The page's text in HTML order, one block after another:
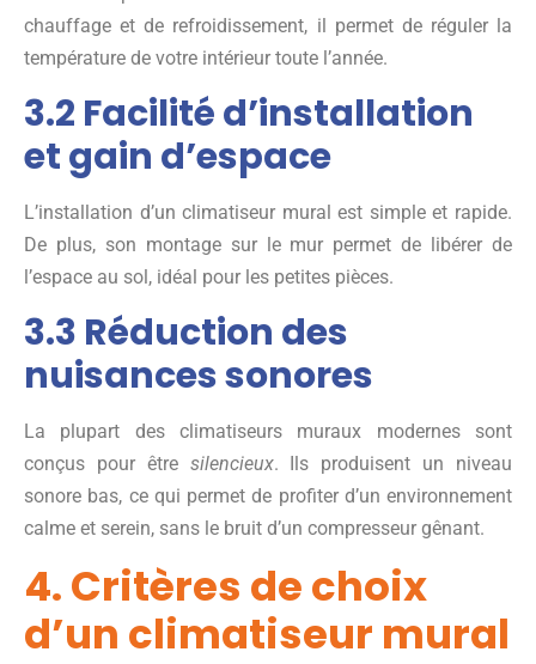
chauffage et de refroidissement, il permet de réguler la
température de votre intérieur toute l’année.
3.2 Facilité d’installation
et gain d’espace
L’installation d’un climatiseur mural est simple et rapide.
De plus, son montage sur le mur permet de libérer de
l’espace au sol, idéal pour les petites pièces.
3.3 Réduction des
nuisances sonores
La plupart des climatiseurs muraux modernes sont
conçus pour être silencieux. Ils produisent un niveau
sonore bas, ce qui permet de profiter d’un environnement
calme et serein, sans le bruit d’un compresseur gênant.
4. Critères de choix
d’un climatiseur mural